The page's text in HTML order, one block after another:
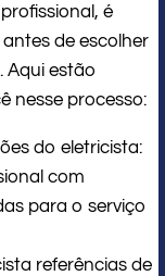
é
de escolher
Aqui estão
nesse processo:
do eletricista:
com
para o serviço
referências de